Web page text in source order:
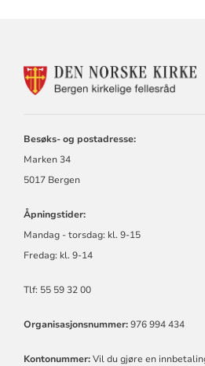
Besøks- og postadresse:
Marken 34
5017 Bergen
Åpningstider:
Mandag - torsdag: kl. 9-15
Fredag: kl. 9-14
Tlf: 55 59 32 00
Organisasjonsnummer:976 994 434
Kontonummer:Vil du gjøre en